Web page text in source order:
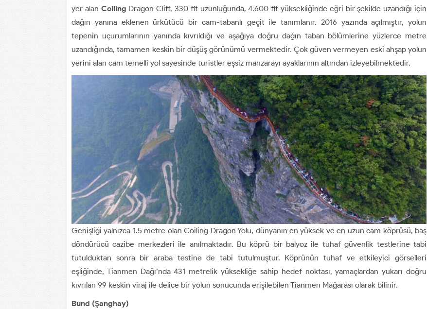
yer alan Coiling Dragon Cliff, 330 fit uzunluğunda, 4.600 fit yüksekliğinde eğri bir şekilde uzandığı için
dağın yanına eklenen ürkütücü bir cam-tabanlı geçit ile tanımlanır. 2016 yazında açılmıştır, yolun
tepenin uçurumlarının yanında kıvrıldığı ve aşağıya doğru dağın taban bölümlerine yüzlerce metre
uzandığında, tamamen keskin bir düşüş görünümü vermektedir. Çok güven vermeyen eski ahşap yolun
yerini alan cam temelli yol sayesinde turistler eşsiz manzarayı ayaklarının altından izleyebilmektedir.
Genişliği yalnızca 1.5 metre olan Coiling Dragon Yolu, dünyanın en yüksek ve en uzun cam köprüsü, baş
döndürücü cazibe merkezleri ile anılmaktadır. Bu köprü bir balyoz ile tuhaf güvenlik testlerine tabi
tutulduktan sonra bir araba testine de tabi tutulmuştur. Köprünün tuhaf ve etkileyici görselleri
eşliğinde, Tianmen Dağı’nda 431 metrelik yüksekliğe sahip hedef noktası, yamaçlardan yukarı doğru
kıvrılan 99 keskin viraj ile delice bir yolun sonucunda erişilebilen Tianmen Mağarası olarak bilinir.
Bund (Şanghay)